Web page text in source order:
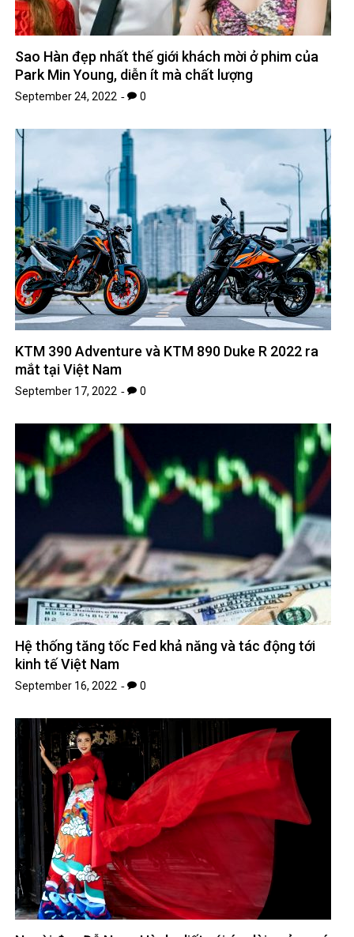
Sao Hàn đẹp nhất thế giới khách mời ở phim của
Park Min Young, diễn ít mà chất lượng
September 24, 2022 0
KTM 390 Adventure và KTM 890 Duke R 2022 ra
mắt tại Việt Nam
September 17, 2022 0
Hệ thống tăng tốc Fed khả năng và tác động tới
kinh tế Việt Nam
September 16, 2022 0